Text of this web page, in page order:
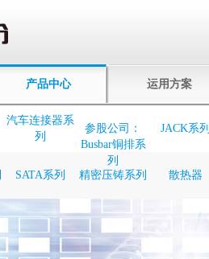
产品中心 运用方案
汽车连接器系
列
参股公司：
Busbar铜排系
列
JACK系列
SATA系列 精密压铸系列 散热器